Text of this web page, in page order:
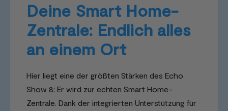
Deine Smart Home-
Zentrale: Endlich alles
an einem Ort
Hier liegt eine der größten Stärken des Echo
Show 8: Er wird zur echten Smart Home-
Zentrale. Dank der integrierten Unterstützung für